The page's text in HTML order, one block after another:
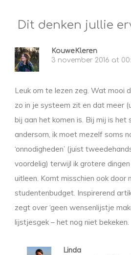
Dit denken jullie
KouweKleren
3 november 2016 at
Leuk om te lezen zeg. Wat mooi
zo in je systeem zit en dat meer
bij aan het komen is. Bij mij is het
andersom, ik moet mezelf soms
‘onnodigheden’ (juist
voordelig) terwijl ik grotere
uitleen. Komt misschien ook door
studentenbudget. Inspirerend
zegt over ‘geen wensenlijstje
lijstjesgek – het nog niet bekeken.
Linda